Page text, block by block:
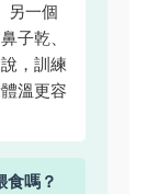
另一個
子乾、
，訓練
溫更容
食嗎？